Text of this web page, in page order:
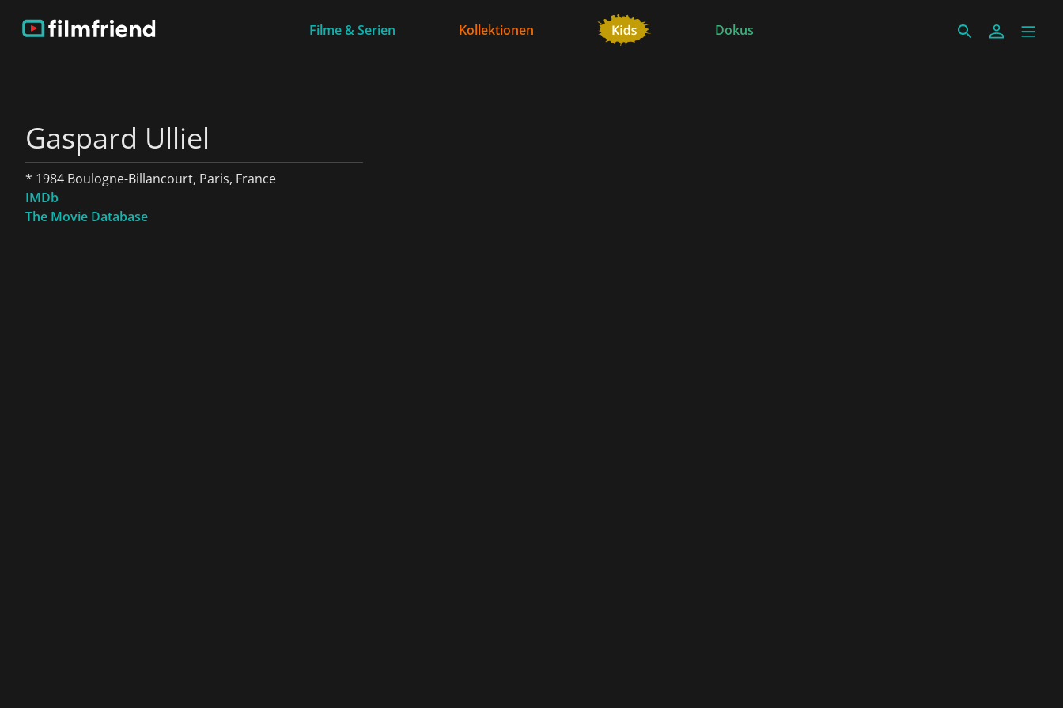
Filme & Serien Kollektionen Dokus
Gaspard Ulliel
* 1984 Boulogne-Billancourt, Paris, France
IMDb
The Movie Database